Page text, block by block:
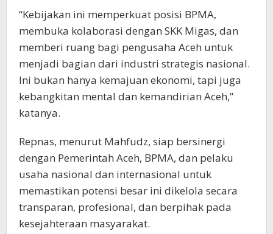
“Kebijakan ini memperkuat posisi BPMA,
membuka kolaborasi dengan SKK Migas, dan
memberi ruang bagi pengusaha Aceh untuk
menjadi bagian dari industri strategis nasional.
Ini bukan hanya kemajuan ekonomi, tapi juga
kebangkitan mental dan kemandirian Aceh,”
katanya.
Repnas, menurut Mahfudz, siap bersinergi
dengan Pemerintah Aceh, BPMA, dan pelaku
usaha nasional dan internasional untuk
memastikan potensi besar ini dikelola secara
transparan, profesional, dan berpihak pada
kesejahteraan masyarakat.